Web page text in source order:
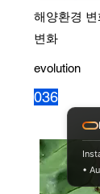
해양환경
변화
evolution
036
•